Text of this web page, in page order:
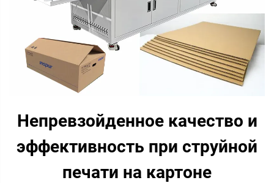
Непревзойденное качество и
эффективность при струйной
печати на картоне